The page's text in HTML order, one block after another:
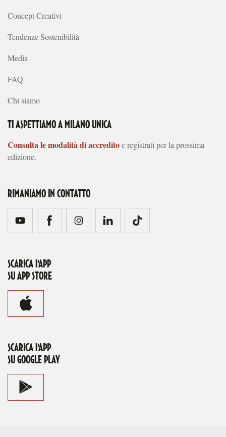
Concept Creativi
Tendenze Sostenibilità
Media
FAQ
Chi siamo
TI ASPETTIAMO A MILANO UNICA
Consulta le modalità di accreditoe registrati per la prossima
edizione.
RIMANIAMO IN CONTATTO
SCARICA l'APP
SU APP STORE
SCARICA l'APP
SU GOOGLE PLAY